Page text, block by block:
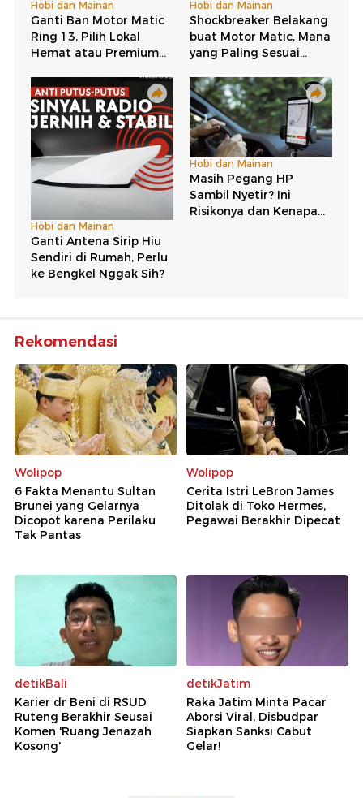
Rekomendasi
Wolipop
6 Fakta Menantu Sultan
Brunei yang Gelarnya
Dicopot karena Perilaku
Tak Pantas
Wolipop
Cerita Istri LeBron James
Ditolak di Toko Hermes,
Pegawai Berakhir Dipecat
detikBali
Karier dr Beni di RSUD
Ruteng Berakhir Seusai
Komen 'Ruang Jenazah
Kosong'
detikJatim
Raka Jatim Minta Pacar
Aborsi Viral, Disbudpar
Siapkan Sanksi Cabut
Gelar!